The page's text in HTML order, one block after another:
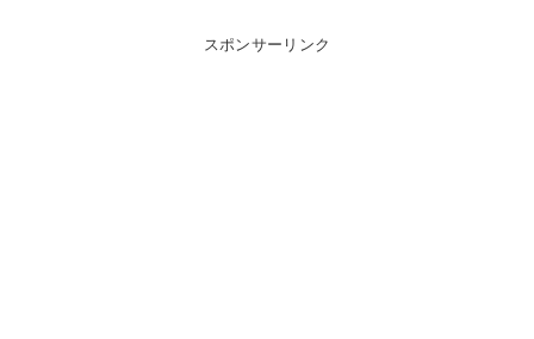
スポンサーリンク